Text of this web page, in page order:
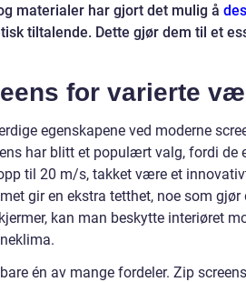
materialer har gjort det mulig å
tiltalende. Dette gjør dem til et
for varierte
egenskapene ved moderne
har blitt et populært valg, fordi de
til 20 m/s, takket være et
gir en ekstra tetthet, noe som
kan man beskytte interiøret
én av mange fordeler. Zip